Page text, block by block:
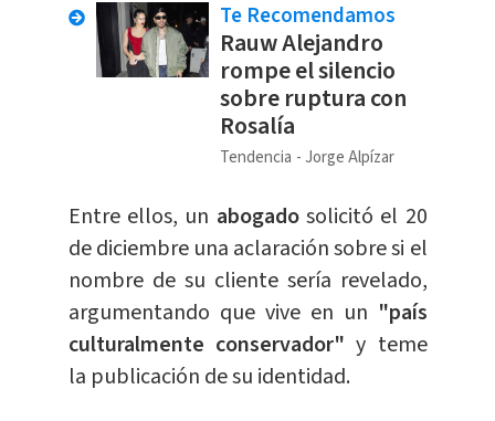
Te Recomendamos
Rauw Alejandro
rompe el silencio
sobre ruptura con
Rosalía
Tendencia Jorge Alpízar
Entre ellos, un abogado solicitó el 20
de diciembre una aclaración sobre si el
nombre de su cliente sería revelado,
argumentando que vive en un "país
culturalmente conservador"y teme
la publicación de su identidad.